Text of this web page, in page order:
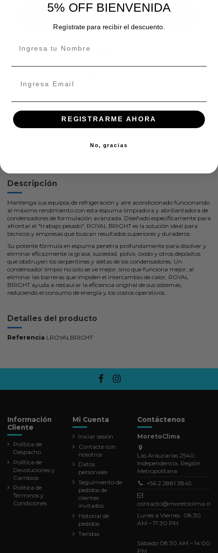
Disponibilidad de tienda
En stock:
ÑUÑOA
En stock:
Descripción
Mantenga sus equipos de refrigeración y aire acondicionado funcionando
al máximo rendimiento con esta espuma limpiadora y abrillantadora de
condensadores de formulación avanzada. Diseñado específicamente para
afrontar el "trabajo pesado", ROYAL BRIGHT es la solución ideal para
técnicos y empresas que buscan resultados superiores y duraderos.
Su potente fórmula en espuma penetra profundamente para disolver y
eliminar eficazmente la grasa, suciedad, polvo, óxido y otros depósitos
que obstruyen los serpentines y aletas de los condensadores. Un
condensador limpio no solo se ve mejor, sino que funciona mejor; al
eliminar las barreras que impiden el intercambio de calor, ROYAL
BRIGHT ayuda a restaurar la eficiencia original de sus sistemas,
reduciendo el consumo de energía y los costos operativos.
Detalles del producto
Referencia LROYALBRIGHT
Información
Cliente
Política de
Despacho
Política de
Devoluciones y
Cambios
Política de
Términos y
Condiciones
Mi Cuenta
Iniciar sesión
Contacte con
nosotros
Datos
personales
Seguimiento de
pedidos de
clientes
invitados
Historial de
pedidos
Tiendas
Contáctenos
MoretoClima
Las Araucarias 2540,
Independencia, Región
Metropolitana
+56 2 2881 3845
contacto@moretoclima.cl
Lunes a Viernes 08:30
AM – 17:30 PM
Sábado 08:30 AM – 14:00
PM
5% OFF BIENVENIDA
Regístrate para recibir el descuento.
REGISTRARME AHORA
No, gracias